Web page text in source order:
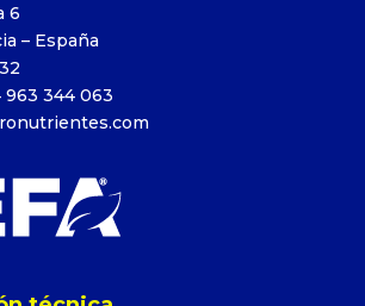
6
– España
963 344 063